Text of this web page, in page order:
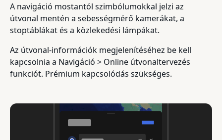
A navigáció mostantól szimbólumokkal jelzi az
útvonal mentén a sebességmérő kamerákat, a
stoptáblákat és a közlekedési lámpákat.
Az útvonal-információk megjelenítéséhez be kell
kapcsolnia a Navigáció > Online útvonaltervezés
funkciót. Prémium kapcsolódás szükséges.